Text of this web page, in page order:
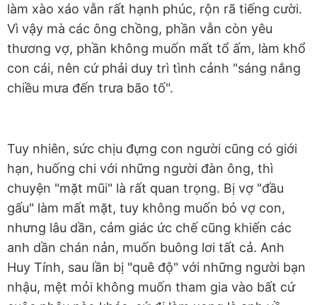
làm xào xáo vẫn rất hạnh phúc, rộn rã tiếng cười.
Vì vậy mà các ông chồng, phần vẫn còn yêu
thương vợ, phần không muốn mất tổ ấm, làm khổ
con cái, nên cứ phải duy trì tình cảnh "sáng nắng
chiều mưa đến trưa bão tố".
Tuy nhiên, sức chịu đựng con người cũng có giới
hạn, huống chi với những người đàn ông, thì
chuyện "mặt mũi" là rất quan trọng. Bị vợ "đầu
gấu" làm mất mặt, tuy không muốn bỏ vợ con,
nhưng lâu dần, cảm giác ức chế cũng khiến các
anh dần chán nản, muốn buông lơi tất cả. Anh
Huy Tính, sau lần bị "quê độ" với những người bạn
nhậu, mệt mỏi không muốn tham gia vào bất cứ